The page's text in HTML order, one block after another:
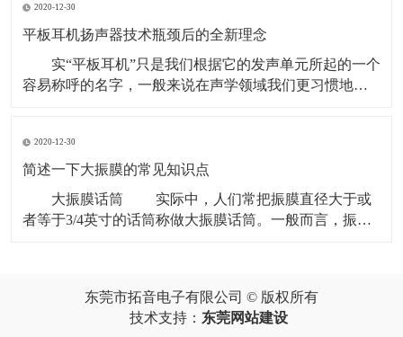
的接地点，还可以起到电磁屏蔽的作用。 3、振膜：
是一个声-电转换的主要零件，是一个绷紧的
2020-12-30
平板耳机扬声器技术瓶颈后的全新理念
实“平板耳机”只是我们根据它的发声单元所起的一个
容易称呼的名字，一般来说在声学领域我们更习惯地称
特别之处，相比起传统的动圈式单元来说，平面振膜单
元的振膜是“平”的，
2020-12-30
简述一下大振膜的常见知识点
大振膜话筒 实际中，人们常把振膜直径大于或
者等于3/4英寸的话筒称做大振膜话筒。一般而言，振膜
比小振膜和中振膜话筒高，因为其与音频信号的接触面
东莞市拓音电子有限公司 © 版权所有
技术支持： 东莞网站建设